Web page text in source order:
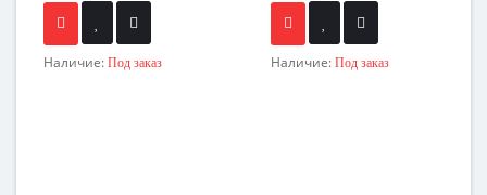
Наличие: Под заказ Наличие: Под заказ